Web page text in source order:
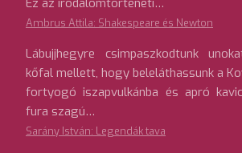
Ez az irodalomtörténeti…
Ambrus Attila: Shakespeare és Newton
Lábujjhegyre csimpaszkodtunk
kőfal mellett, hogy beleláthassunk a
fortyogó iszapvulkánba és apró
fura szagú…
Sarány István: Legendák tava